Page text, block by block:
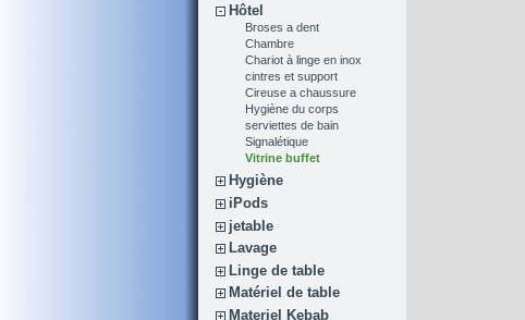
Hôtel
Broses a dent
Chambre
Chariot à linge en inox
cintres et support
Cireuse a chaussure
Hygiène du corps
serviettes de bain
Signalétique
Vitrine buffet
Hygiène
iPods
jetable
Lavage
Linge de table
Matériel de table
Materiel Kebab